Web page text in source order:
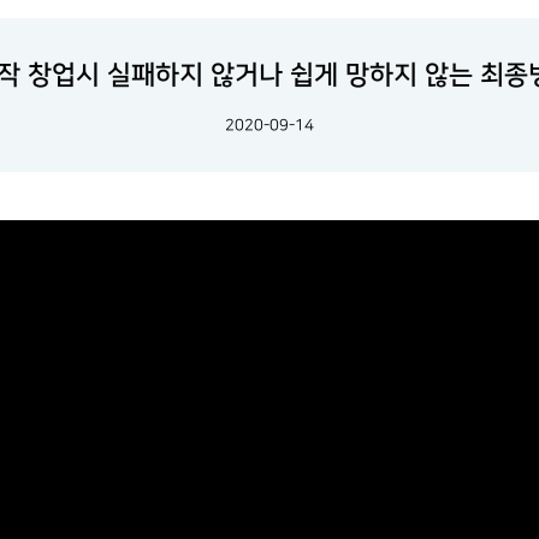
창업시 실패하지 않거나 쉽게 망하지 않는 최종
2020-09-14